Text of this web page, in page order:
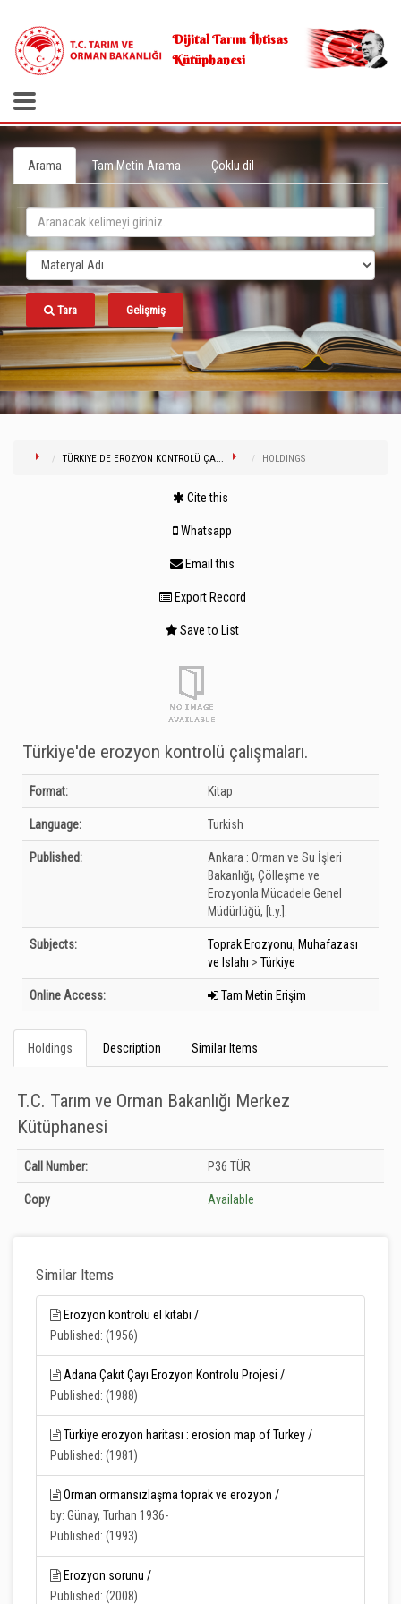
Dijital Tarım İhtisas
Kütüphanesi
Arama Tam Metin Arama Çoklu dil
Tara Gelişmiş
TÜRKIYE'DE EROZYON KONTROLÜ ÇA... HOLDINGS
Cite this
Whatsapp
Email this
Export Record
Save to List
Türkiye'de erozyon kontrolü çalışmaları.
Bibliographic Details
Format: Kitap
Language: Turkish
Published: Ankara : Orman ve Su İşleri
Bakanlığı, Çölleşme ve
Erozyonla Mücadele Genel
Müdürlüğü, [t.y.].
Subjects:
Toprak Erozyonu, Muhafazası
ve Islahı > Türkiye
Online Access: Tam Metin Erişim
Holdings Description Similar Items
T.C. Tarım ve Orman Bakanlığı Merkez
Kütüphanesi
Holdings details from T.C. Tarım ve Orman Bakanlığı Merkez Kütüphanesi:
Unknown
Call Number: P36 TÜR
Copy Available
Similar Items
Erozyon kontrolü el kitabı /
Published: (1956)
Adana Çakıt Çayı Erozyon Kontrolu Projesi /
Published: (1988)
Türkiye erozyon haritası : erosion map of Turkey /
Published: (1981)
Orman ormansızlaşma toprak ve erozyon /
by: Günay, Turhan 1936-
Published: (1993)
Erozyon sorunu /
Published: (2008)